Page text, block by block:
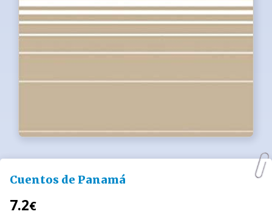
Cuentos de Panamá
7.2€